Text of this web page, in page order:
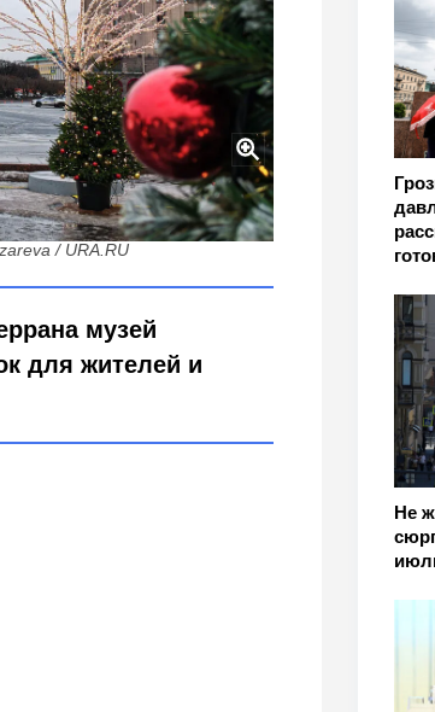
Не
для всех — никакой платы,
/ URA.RU
музей
для жителей и